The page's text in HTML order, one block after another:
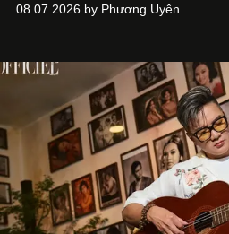
Kitchen Bar và SALEM tại
08.07.2026 by Phương Uyên